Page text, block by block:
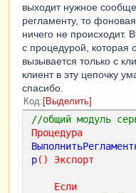
выходит нужное
регламенту, то
ничего не происходит.
с процедурой, которая
вызывается только с
клиент в эту цепочку
спасибо.
Код Выделить
//общий модуль
Процедура
р() Экспорт
Если